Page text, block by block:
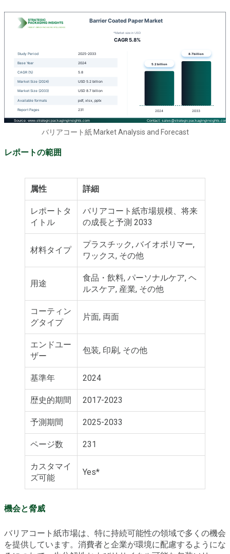
バリアコート紙 Market Analysis and Forecast
レポートの範囲
属性 詳細
レポートタ
イトル
バリアコート紙市場規模、将来
の成長と予測 2033
材料タイプ
プラスチック, バイオポリマー,
ワックス, その他
用途
食品・飲料, パーソナルケア, ヘ
ルスケア, 産業, その他
コーティン
グタイプ
片面, 両面
エンドユー
ザー
包装, 印刷, その他
基準年 2024
歴史的期間 2017-2023
予測期間 2025-2033
ページ数 231
カスタマイ
ズ可能
Yes*
機会と脅威
バリアコート紙市場は、特に持続可能性の領域で多くの機会
を提供しています。消費者と企業が環境に配慮するようにな